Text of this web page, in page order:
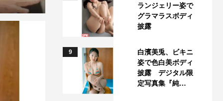
ランジェリー姿で
グラマラスボディ
披露
9
白濱美兎、ビキニ
姿で色白美ボディ
披露 デジタル限
定写真集『純…